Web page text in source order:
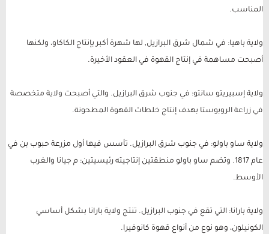
المناسب.
ولاية باهيا: في شمال شرق البرازيل, لها شهرة أكبر بإنتاج الكاكاو، ولكنها
أصبحت مساهمة في إنتاج القهوة في العقود الأخيرة.
ولاية إسبيريتو سانتو: في جنوب شرق البرازيل. والتي أصبحت ولاية متخصصة
في زراعة الروبوستا بهدف إنتاج خلطات القهوة المطحونة.
ولاية ساو باولو: في جنوب شرق البرازيل. تأسس فيها أول مزرعة حبوب بن في
عام 1817. وتضم ساو باولو منطقتين إنتاجيته رئيسيتين: م جيانا والغرب
الأوسط.
ولاية بارانا: التي تقع في جنوب البرازيل. تنتج ولاية بارانا بشكل أساسي
الكونيلون، وهو نوع من أنواع قهوة كانوفيرا.